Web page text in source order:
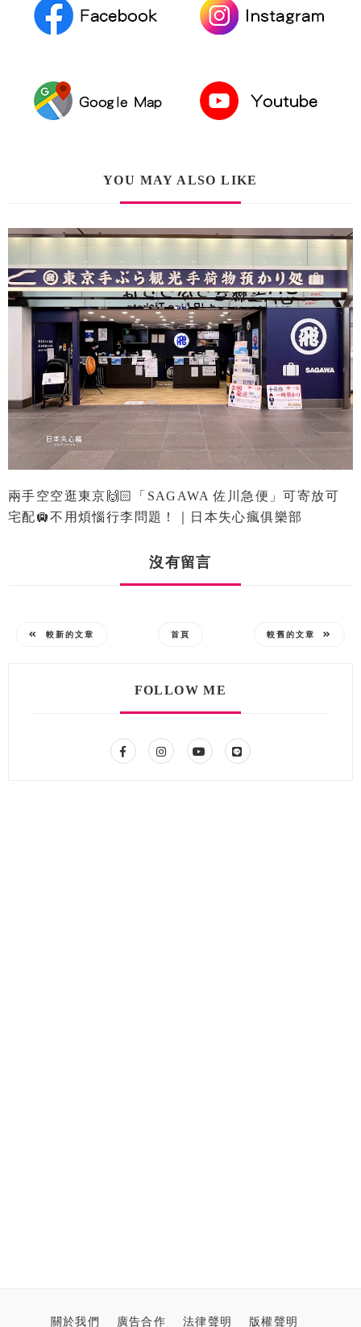
YOU MAY ALSO LIKE
兩手空空逛東京🙌🏻「SAGAWA 佐川急便」可寄放可
宅配🛄不用煩惱行李問題！｜日本失心瘋俱樂部
沒有留言
較新的文章 首頁 較舊的文章
FOLLOW ME
關於我們 廣告合作 法律聲明 版權聲明